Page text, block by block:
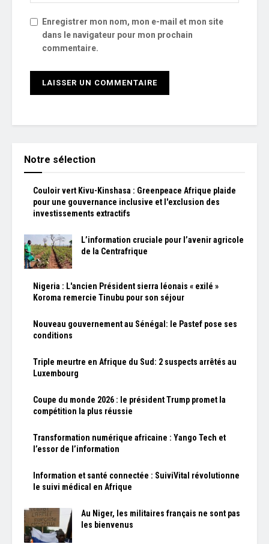
Enregistrer mon nom, mon e-mail et mon site
dans le navigateur pour mon prochain
commentaire.
Notre sélection
Couloir vert Kivu-Kinshasa : Greenpeace Afrique plaide
pour une gouvernance inclusive et l'exclusion des
investissements extractifs
L’information cruciale pour l’avenir agricole
de la Centrafrique
Nigeria : L'ancien Président sierra léonais « exilé »
Koroma remercie Tinubu pour son séjour
Nouveau gouvernement au Sénégal: le Pastef pose ses
conditions
Triple meurtre en Afrique du Sud: 2 suspects arrêtés au
Luxembourg
Coupe du monde 2026 : le président Trump promet la
compétition la plus réussie
Transformation numérique africaine : Yango Tech et
l’essor de l’information
Information et santé connectée : SuiviVital révolutionne
le suivi médical en Afrique
Au Niger, les militaires français ne sont pas
les bienvenus